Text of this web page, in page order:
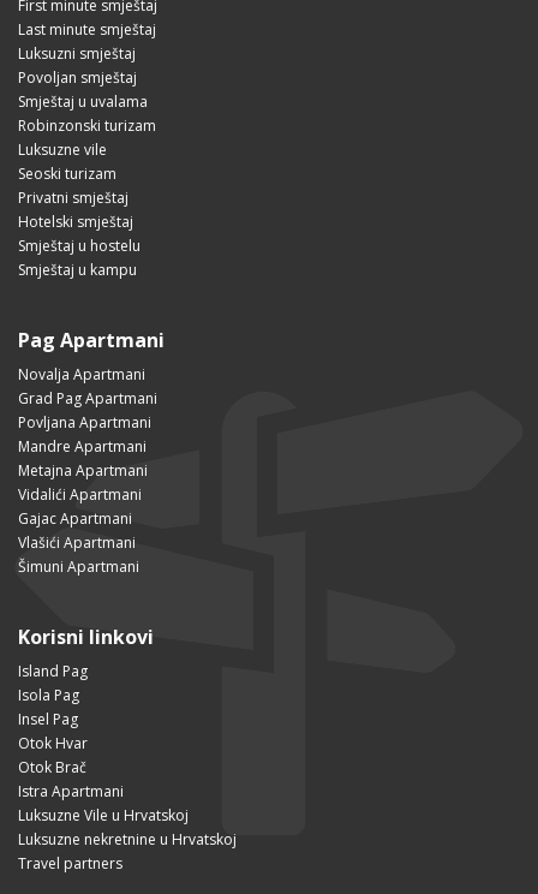
First minute smještaj
Last minute smještaj
Luksuzni smještaj
Povoljan smještaj
Smještaj u uvalama
Robinzonski turizam
Luksuzne vile
Seoski turizam
Privatni smještaj
Hotelski smještaj
Smještaj u hostelu
Smještaj u kampu
Pag Apartmani
Novalja Apartmani
Grad Pag Apartmani
Povljana Apartmani
Mandre Apartmani
Metajna Apartmani
Vidalići Apartmani
Gajac Apartmani
Vlašići Apartmani
Šimuni Apartmani
Korisni linkovi
Island Pag
Isola Pag
Insel Pag
Otok Hvar
Otok Brač
Istra Apartmani
Luksuzne Vile u Hrvatskoj
Luksuzne nekretnine u Hrvatskoj
Travel partners